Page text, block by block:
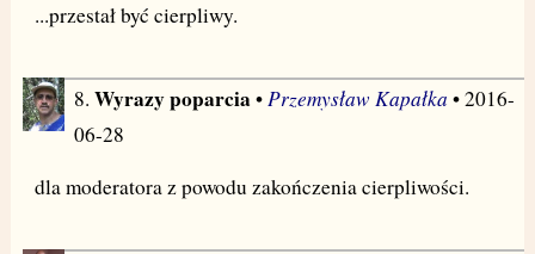
...przestał być cierpliwy.
8. Wyrazy poparcia •Przemysław Kapałka • 2016-
06-28
dla moderatora z powodu zakończenia cierpliwości.